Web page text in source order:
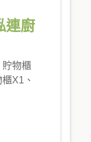
連廚
物櫃
X1、